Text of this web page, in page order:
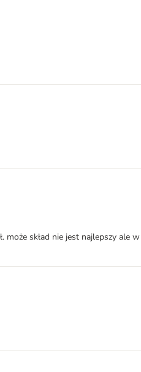
skład nie jest najlepszy ale